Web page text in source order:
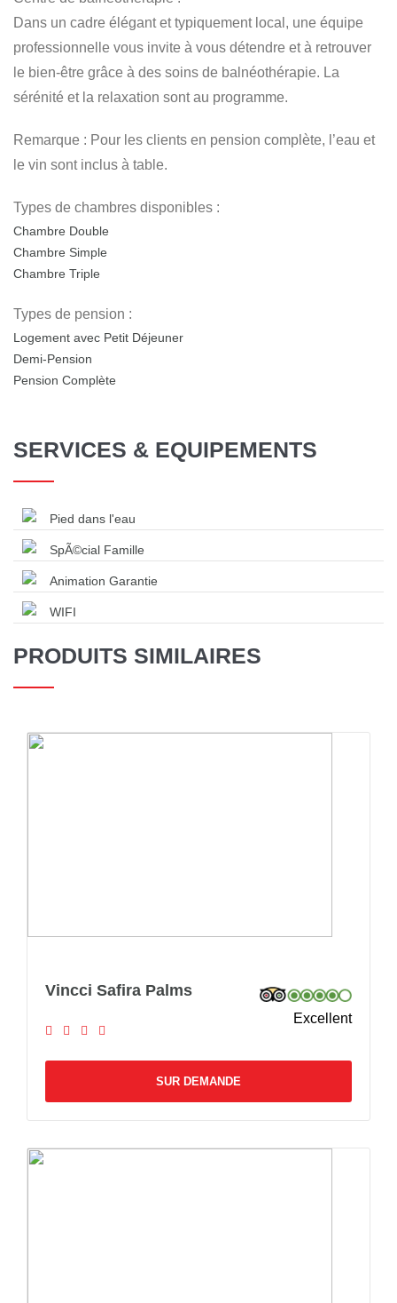
Dans un cadre élégant et typiquement local, une équipe
professionnelle vous invite à vous détendre et à retrouver
le bien-être grâce à des soins de balnéothérapie. La
sérénité et la relaxation sont au programme.
Remarque : Pour les clients en pension complète, l’eau et
le vin sont inclus à table.
Types de chambres disponibles :
Chambre Double
Chambre Simple
Chambre Triple
Types de pension :
Logement avec Petit Déjeuner
Demi-Pension
Pension Complète
SERVICES & EQUIPEMENTS
Pied dans l'eau
SpÃ©cial Famille
Animation Garantie
WIFI
PRODUITS SIMILAIRES
Vincci Safira Palms
Excellent
SUR DEMANDE